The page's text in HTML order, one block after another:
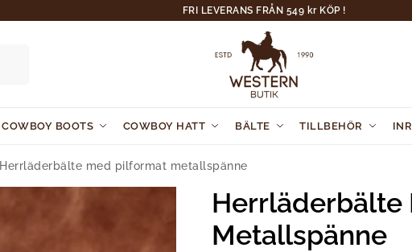
FRI LEVERANS FRÅN 549 kr KÖP !
COWBOY BOOTS COWBOY HATT BÄLTE TILLBEHÖR
Herrläderbälte med pilformat metallspänne
Herrläderbälte
Metallspänne